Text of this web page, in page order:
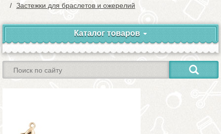
Застежки для браслетов и ожерелий
Каталог товаров